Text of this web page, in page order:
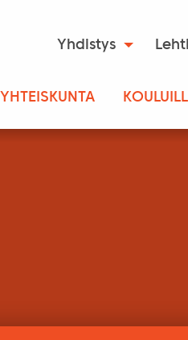
Yhdistys Lehti
YHTEISKUNTA